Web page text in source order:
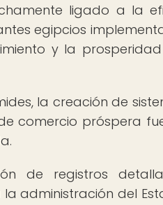
ligado a la
egipcios
y la
la creación de
comercio próspera
de registros
administración del